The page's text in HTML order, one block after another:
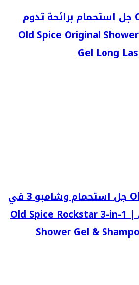
Old Spice Original جل استحمام برائحة تدوم
طويلاً – 400 مل | Old Spice Original Shower
Gel Long
Old Spice Rockstar جل استحمام وشامبو 3 في
1 للرجال – 400 مل | Old Spice Rockstar 3-in-1
Shower Gel &